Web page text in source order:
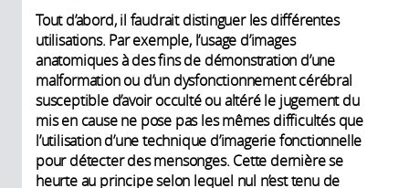
Tout d’abord, il faudrait distinguer les différentes
utilisations. Par exemple, l’usage d’images
anatomiques à des fins de démonstration d’une
malformation ou d’un dysfonctionnement cérébral
susceptible d’avoir occulté ou altéré le jugement du
mis en cause ne pose pas les mêmes difficultés que
l’utilisation d’une technique d’imagerie fonctionnelle
pour détecter des mensonges. Cette dernière se
heurte au principe selon lequel nul n’est tenu de